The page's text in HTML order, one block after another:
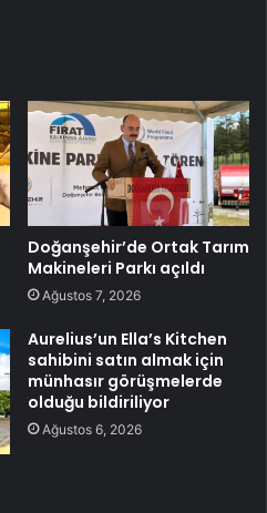
Doğanşehir’de Ortak Tarım
Makineleri Parkı açıldı
Ağustos 7, 2026
Aurelius’un Ella’s Kitchen
sahibini satın almak için
münhasır görüşmelerde
olduğu bildiriliyor
Ağustos 6, 2026